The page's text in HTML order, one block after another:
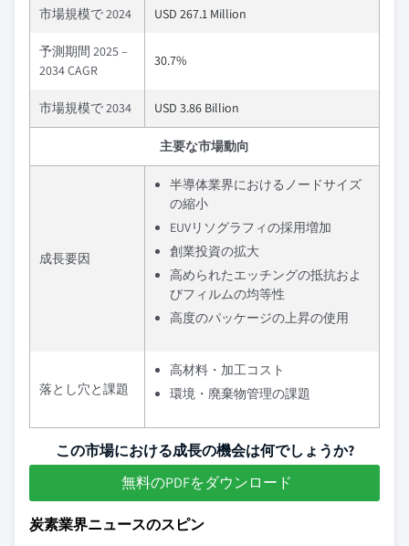
市場規模で 2024 USD 267.1 Million
予測期間 2025 –
2034 CAGR
30.7%
市場規模で 2034 USD 3.86 Billion
主要な市場動向
成長要因
半導体業界におけるノードサイズ
の縮小
EUVリソグラフィの採用増加
創業投資の拡大
高められたエッチングの抵抗およ
びフィルムの均等性
高度のパッケージの上昇の使用
落とし穴と課題
高材料・加工コスト
環境・廃棄物管理の課題
この市場における成長の機会は何でしょうか?
無料のPDFをダウンロード
炭素業界ニュースのスピン